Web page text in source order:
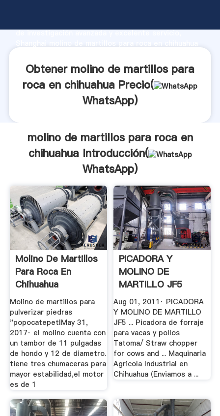
de investigación avanzada y excelente servicio,
clientes.
Obtener molino de martillos para
roca en chihuahua Precio(
WhatsApp)
molino de martillos para roca en
chihuahua Introducción(
WhatsApp)
Molino De Martillos
Para Roca En
Chihuahua
Molino de martillos para
pulverizar piedras
"popocatepetlMay 31,
2017· el molino cuenta con
un tambor de 11 pulgadas
de hondo y 12 de diametro.
tiene tres chumaceras para
mayor estabilidad,el motor
es de 1
PICADORA Y
MOLINO DE
MARTILLO JF5
YouTube
Aug 01, 2011· PICADORA
Y MOLINO DE MARTILLO
JF5 ... Picadora de forraje
para vacas y pollos
Tatoma/ Straw chopper
for cows and ... Maquinaria
Agricola Industrial en
Chihuahua (Enviamos a ...